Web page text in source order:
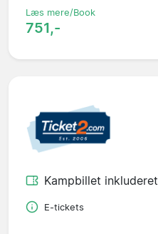
Læs mere/Book
751,-
Kampbillet inkluderet
E-tickets